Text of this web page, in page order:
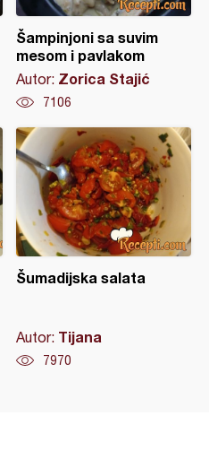
Šampinjoni sa suvim
mesom i pavlakom
Autor: Zorica Stajić
7106
Šumadijska salata
Autor: Tijana
7970